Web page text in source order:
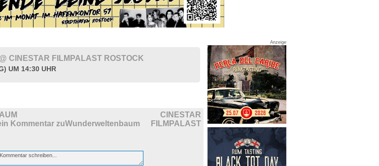
Anzeige
@ CINESTAR FILMPALAST ROSTOCK
UM 14:30 UHR
CINESTAR
FILMPALAST